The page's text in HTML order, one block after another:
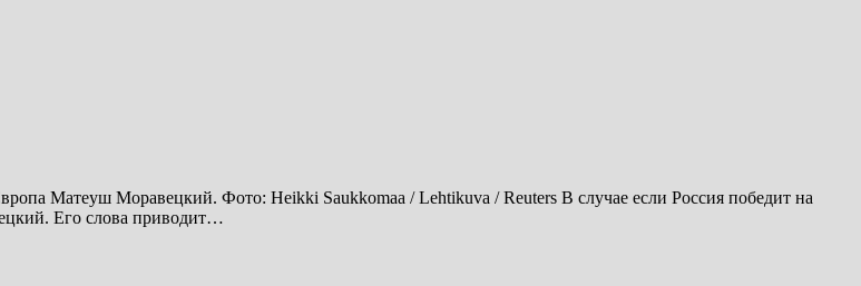
Матеуш Моравецкий. Фото: Heikki Saukkomaa / Lehtikuva / Reuters В случае если Россия победит на
Его слова приводит…